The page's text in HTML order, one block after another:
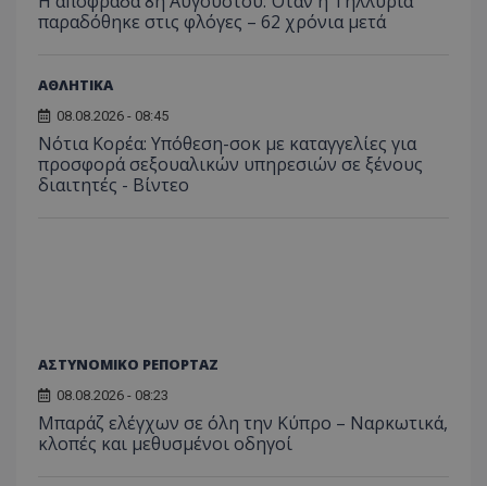
παραδόθηκε στις φλόγες – 62 χρόνια μετά
ΑΘΛΗΤΙΚΑ
08.08.2026 - 08:45
Νότια Κορέα: Υπόθεση-σοκ με καταγγελίες για
προσφορά σεξουαλικών υπηρεσιών σε ξένους
διαιτητές - Bίντεο
ΑΣΤΥΝΟΜΙΚΟ ΡΕΠΟΡΤΑΖ
08.08.2026 - 08:23
Μπαράζ ελέγχων σε όλη την Κύπρο – Ναρκωτικά,
κλοπές και μεθυσμένοι οδηγοί
χωρίς τα απολύτως απαραίτητα cookies.
usprivacy